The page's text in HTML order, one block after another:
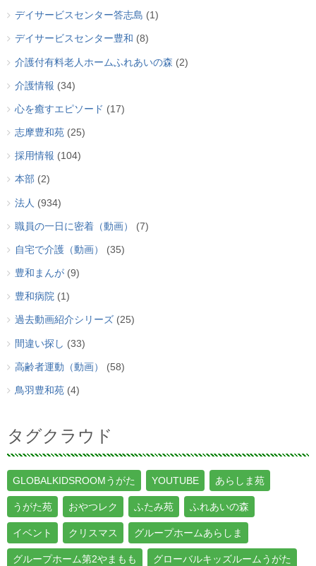
デイサービスセンター答志島 (1)
デイサービスセンター豊和 (8)
介護付有料老人ホームふれあいの森 (2)
介護情報 (34)
心を癒すエピソード (17)
志摩豊和苑 (25)
採用情報 (104)
本部 (2)
法人 (934)
職員の一日に密着（動画） (7)
自宅で介護（動画） (35)
豊和まんが (9)
豊和病院 (1)
過去動画紹介シリーズ (25)
間違い探し (33)
高齢者運動（動画） (58)
鳥羽豊和苑 (4)
タグクラウド
GLOBALKIDSROOMうがた YOUTUBE あらしま苑
うがた苑 おやつレク ふたみ苑 ふれあいの森
イベント クリスマス グループホームあらしま
グループホーム第2やまもも グローバルキッズルームうがた